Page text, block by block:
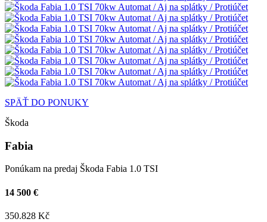
SPÄŤ DO PONUKY
Škoda
Fabia
Ponúkam na predaj Škoda Fabia 1.0 TSI
14 500 €
350.828 Kč